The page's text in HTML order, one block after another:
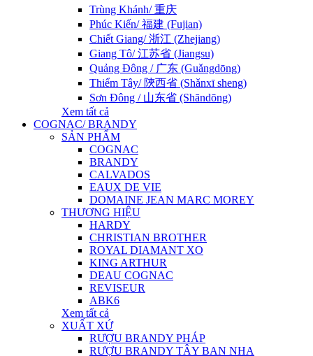
Trùng Khánh/ 重庆
Phúc Kiến/ 福建 (Fujian)
Chiết Giang/ 浙江 (Zhejiang)
Giang Tô/ 江苏省 (Jiangsu)
Quảng Đông / 广东 (Guǎngdōng)
Thiểm Tây/ 陝西省 (Shǎnxī sheng)
Sơn Đông / 山东省 (Shāndōng)
Xem tất cả
COGNAC/ BRANDY
SẢN PHẨM
COGNAC
BRANDY
CALVADOS
EAUX DE VIE
DOMAINE JEAN MARC MOREY
THƯƠNG HIỆU
HARDY
CHRISTIAN BROTHER
ROYAL DIAMANT XO
KING ARTHUR
DEAU COGNAC
REVISEUR
ABK6
Xem tất cả
XUẤT XỨ
RƯỢU BRANDY PHÁP
RƯỢU BRANDY TÂY BAN NHA